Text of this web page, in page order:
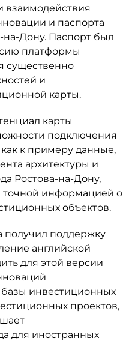
и паспорта
на-Дону. Паспорт был
платформы
существенно
и
карты.
карты
подключения
к примеру данные,
архитектуры и
Ростова-на-Дону,
точной информацией о
объектов.
получил поддержку
английской
для этой версии
инвестиционных
проектов,
для иностранных